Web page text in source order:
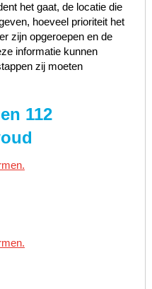
het gaat, de locatie die
hoeveel prioriteit het
zijn opgeroepen en de
informatie kunnen
zij moeten
112